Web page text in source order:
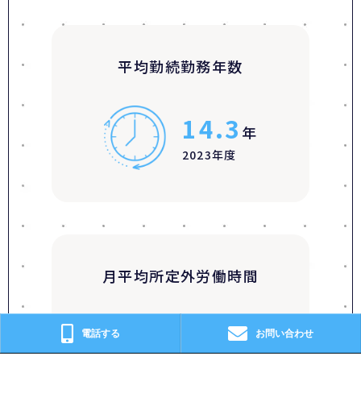
平均勤続勤務年数
14.3 年
2023年度
月平均所定外労働時間
31.5時間
電話する お問い合わせ